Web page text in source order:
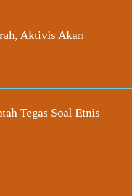
Aktivis Akan
Tegas Soal Etnis